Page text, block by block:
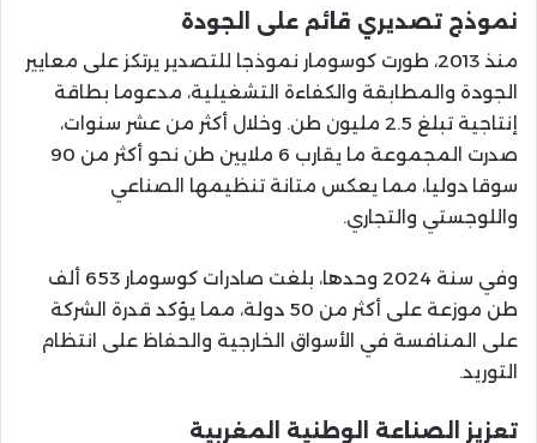
نموذج تصديري قائم على الجودة
منذ 2013، طورت كوسومار نموذجا للتصدير يرتكز على معايير
الجودة والمطابقة والكفاءة التشغيلية، مدعوما بطاقة
إنتاجية تبلغ 2.5 مليون طن. وخلال أكثر من عشر سنوات،
صدرت المجموعة ما يقارب 6 ملايين طن نحو أكثر من 90
سوقا دوليا، مما يعكس متانة تنظيمها الصناعي
واللوجستي والتجاري.
وفي سنة 2024 وحدها، بلغت صادرات كوسومار 653 ألف
طن موزعة على أكثر من 50 دولة، مما يؤكد قدرة الشركة
على المنافسة في الأسواق الخارجية والحفاظ على انتظام
التوريد.
تعزيز الصناعة الوطنية المغربية